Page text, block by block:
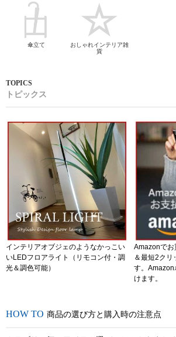
傘立て
おしゃれインテリア雑
貨
トピックス
インテリアオブジェのようなかっこい
いLEDフロアライト（リモコン付・調
光＆調色可能）
Amazonでお
＆最短2クリ
す。Amazon
けます。
商品の選び方と購入時の注意点